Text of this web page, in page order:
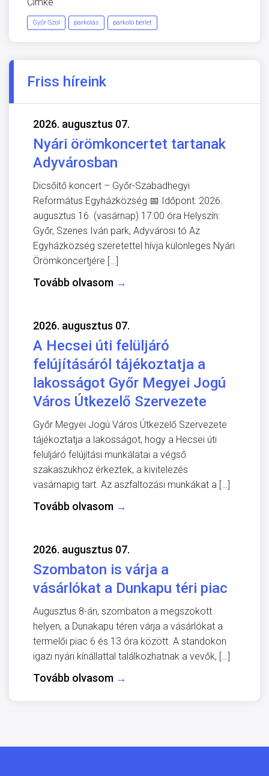
Győr-Szol parkolás parkoló bérlet
Friss híreink
2026. augusztus 07.
Nyári örömkoncertet tartanak
Adyvárosban
Dicsőítő koncert – Győr-Szabadhegyi
Református Egyházközség 📅 Időpont: 2026.
augusztus 16. (vasárnap) 17:00 óra Helyszín:
Győr, Szenes Iván park, Adyvárosi tó Az
Egyházközség szeretettel hívja különleges Nyári
Örömkoncertjére […]
Tovább olvasom →
2026. augusztus 07.
A Hecsei úti felüljáró
felújításáról tájékoztatja a
lakosságot Győr Megyei Jogú
Város Útkezelő Szervezete
Győr Megyei Jogú Város Útkezelő Szervezete
tájékoztatja a lakosságot, hogy a Hecsei úti
felüljáró felújítási munkálatai a végső
szakaszukhoz érkeztek, a kivitelezés
vasárnapig tart. Az aszfaltozási munkákat a […]
Tovább olvasom →
2026. augusztus 07.
Szombaton is várja a
vásárlókat a Dunkapu téri piac
Augusztus 8-án, szombaton a megszokott
helyen, a Dunakapu téren várja a vásárlókat a
termelői piac 6 és 13 óra között. A standokon
igazi nyári kínállattal találkozhatnak a vevők, […]
Tovább olvasom →